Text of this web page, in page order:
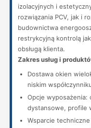
izolacyjnych i
rozwiązania PCV, jak i
budownictwa
restrykcyjną kontrolą
obsługą klienta.
Zakres usług i
Dostawa okien
niskim
Opcje wyposażenia:
dystansowe, profile
Wsparcie